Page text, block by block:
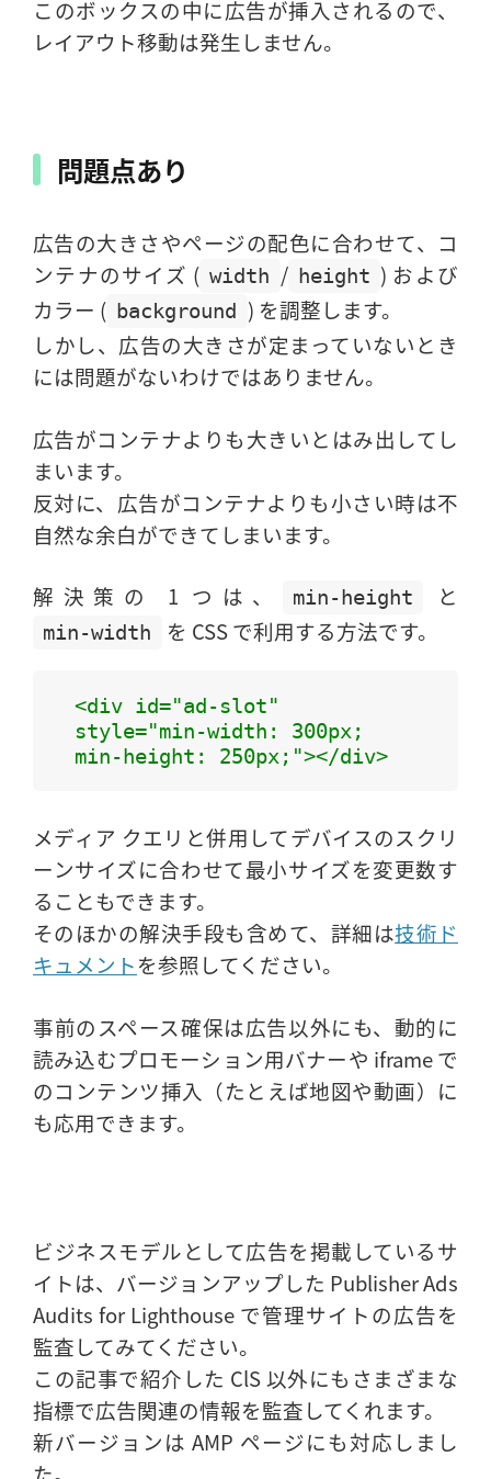
このボックスの中に広告が挿入されるので、
レイアウト移動は発生しません。
問題点あり
広告の大きさやページの配色に合わせて、コ
ンテナのサイズ ( width / height ) および
カラー ( background ) を調整します。
しかし、広告の大きさが定まっていないとき
には問題がないわけではありません。
広告がコンテナよりも大きいとはみ出してし
まいます。
反対に、広告がコンテナよりも小さい時は不
自然な余白ができてしまいます。
解決策の 1 つは、 min-height と
min-width を CSS で利用する方法です。
<div id="ad-slot"
style="min-width: 300px;
min-height: 250px;"></div>
メディア クエリと併用してデバイスのスクリ
ーンサイズに合わせて最小サイズを変更数す
ることもできます。
そのほかの解決手段も含めて、詳細は技術ド
キュメントを参照してください。
事前のスペース確保は広告以外にも、動的に
読み込むプロモーション用バナーや iframe で
のコンテンツ挿入（たとえば地図や動画）に
も応用できます。
ビジネスモデルとして広告を掲載しているサ
イトは、バージョンアップした Publisher Ads
Audits for Lighthouse で管理サイトの広告を
監査してみてください。
この記事で紹介した ClS 以外にもさまざまな
指標で広告関連の情報を監査してくれます。
新バージョンは AMP ページにも対応しまし